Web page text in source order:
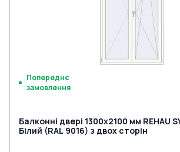
Попереднє
замовлення
Балконні двері 1300x2100 мм REHAU
Білий (RAL 9016) з двох сторін